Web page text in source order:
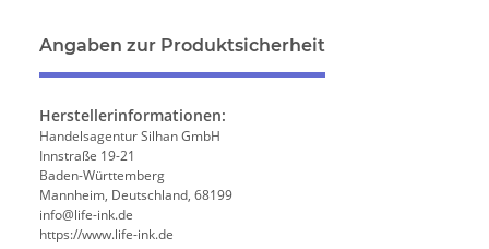
Angaben zur Produktsicherheit
Herstellerinformationen:
Handelsagentur Silhan GmbH
Innstraße 19-21
Baden-Württemberg
Mannheim, Deutschland, 68199
info@life-ink.de
https://www.life-ink.de